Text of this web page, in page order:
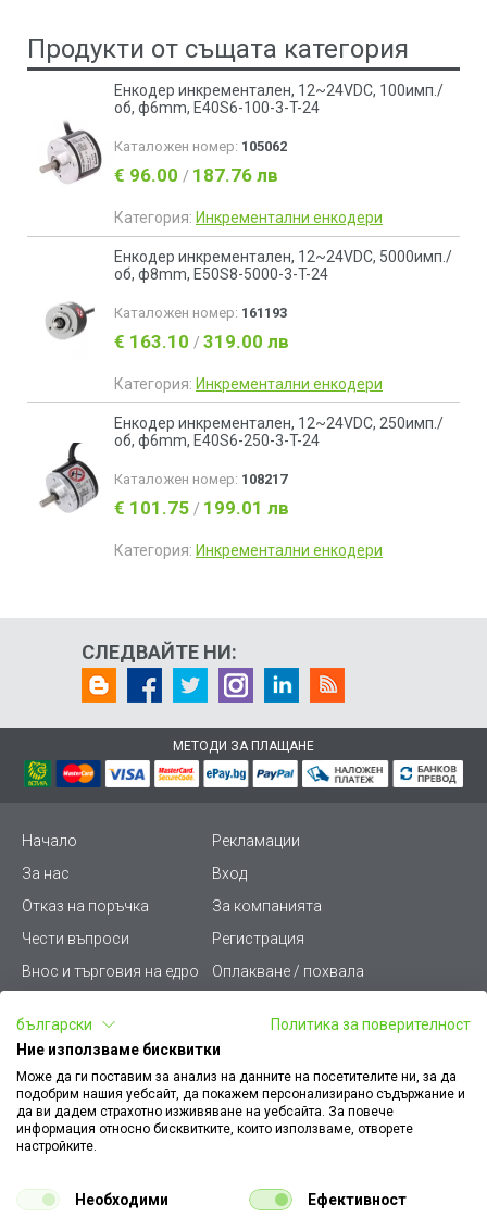
Продукти от същата категория
Енкодер инкрементален, 12~24VDC, 100имп./
об, ф6mm, E40S6-100-3-T-24
Каталожен номер: 105062
€ 96.00 / 187.76 лв
Категория: Инкрементални енкодери
Енкодер инкрементален, 12~24VDC, 5000имп./
об, ф8mm, E50S8-5000-3-T-24
Каталожен номер: 161193
€ 163.10 / 319.00 лв
Категория: Инкрементални енкодери
Енкодер инкрементален, 12~24VDC, 250имп./
об, ф6mm, E40S6-250-3-T-24
Каталожен номер: 108217
€ 101.75 / 199.01 лв
Категория: Инкрементални енкодери
СЛЕДВАЙТЕ НИ:
МЕТОДИ ЗА ПЛАЩАНЕ
Начало
Рекламации
За нас
Вход
Отказ на поръчка
За компанията
Чести въпроси
Регистрация
Внос и търговия на едро
Оплакване / похвала
Условия за ползване
Стани дистрибутор
Карта на сайта
Кариери
Как да намеря документ
към поръчка
Платформа за AРС
български
Политика за поверителност
Ние използваме бисквитки
Може да ги поставим за анализ на данните на посетителите ни, за да
подобрим нашия уебсайт, да покажем персонализирано съдържание и
да ви дадем страхотно изживяване на уебсайта. За повече
информация относно бисквитките, които използваме, отворете
настройките.
Необходими Ефективност